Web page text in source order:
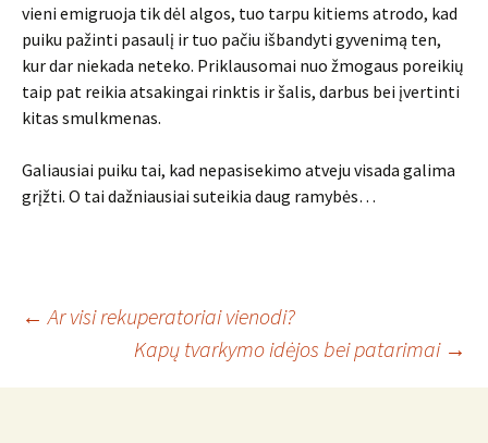
vieni emigruoja tik dėl algos, tuo tarpu kitiems atrodo, kad
puiku pažinti pasaulį ir tuo pačiu išbandyti gyvenimą ten,
kur dar niekada neteko. Priklausomai nuo žmogaus poreikių
taip pat reikia atsakingai rinktis ir šalis, darbus bei įvertinti
kitas smulkmenas.
Galiausiai puiku tai, kad nepasisekimo atveju visada galima
grįžti. O tai dažniausiai suteikia daug ramybės…
Įrašo
navigacija
← Ar visi rekuperatoriai vienodi?
Kapų tvarkymo idėjos bei patarimai →